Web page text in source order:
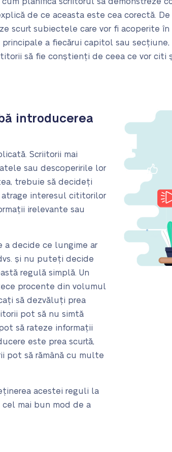
de ce aceasta este cea corectă.
scurt subiectele care vor fi acoperite
a fiecărui capitol sau
să fie conștienți de ceea ce vor citi
introducerea
Scriitorii mai
sau descoperirile lor
trebuie să decideți
interesul cititorilor
irelevante sau
a decide ce lungime ar
și nu puteți decide
regulă simplă. Un
procente din volumul
să dezvăluți prea
pot să nu simtă
să rateze informații
este prea scurtă,
pot să rămână cu multe
acestei reguli la
mai bun mod de a